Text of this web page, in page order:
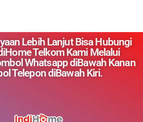
Lebih Lanjut Bisa Hubungi
Telkom Kami Melalui
Whatsapp diBawah Kanan
Telepon diBawah Kiri.